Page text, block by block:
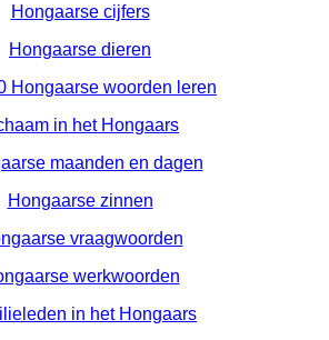
Hongaarse cijfers
Hongaarse dieren
Hongaarse woorden leren
in het Hongaars
maanden en dagen
Hongaarse zinnen
vraagwoorden
werkwoorden
in het Hongaars